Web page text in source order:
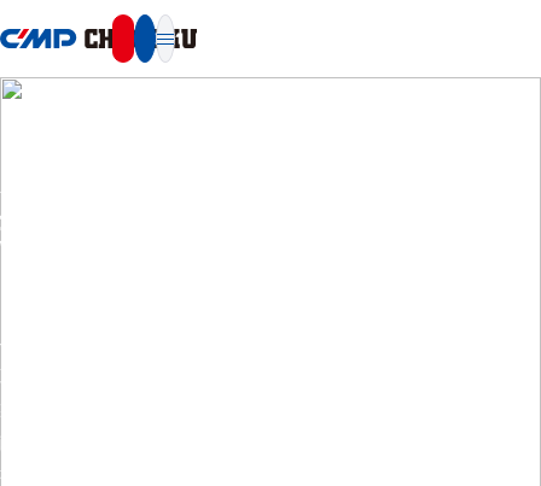
環境
候変動への対応や資源の有効活用、環境配慮型製品の開発などに
取り組んでいます。
社会の実現に寄与します。